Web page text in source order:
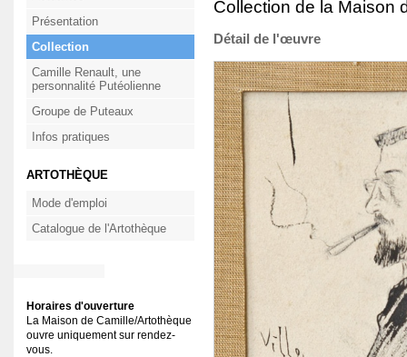
Présentation
Collection
Camille Renault, une
personnalité Putéolienne
Groupe de Puteaux
Infos pratiques
ARTOTHÈQUE
Mode d'emploi
Catalogue de l'Artothèque
Horaires d'ouverture
La Maison de Camille/Artothèque
ouvre uniquement sur rendez-
vous.
Collection de la Maison
Détail de l'œuvre